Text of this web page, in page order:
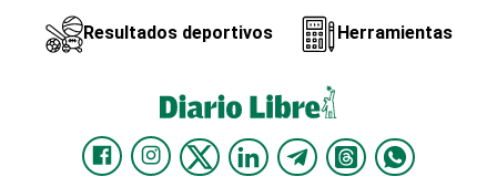
Resultados deportivos Herramientas